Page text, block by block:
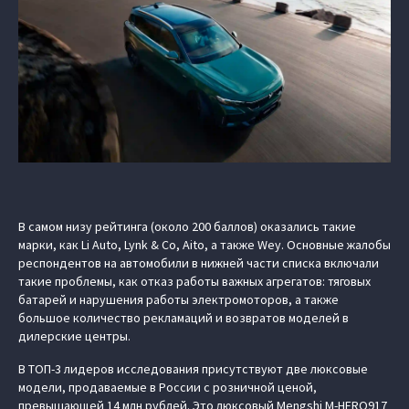
В самом низу рейтинга (около 200 баллов) оказались такие
марки, как Li Auto, Lynk & Co, Aito, а также Wey. Основные жалобы
респондентов на автомобили в нижней части списка включали
такие проблемы, как отказ работы важных агрегатов: тяговых
батарей и нарушения работы электромоторов, а также
большое количество рекламаций и возвратов моделей в
дилерские центры.
В ТОП-3 лидеров исследования присутствуют две люксовые
модели, продаваемые в России с розничной ценой,
превышающей 14 млн рублей. Это люксовый Mengshi M‑HERO917